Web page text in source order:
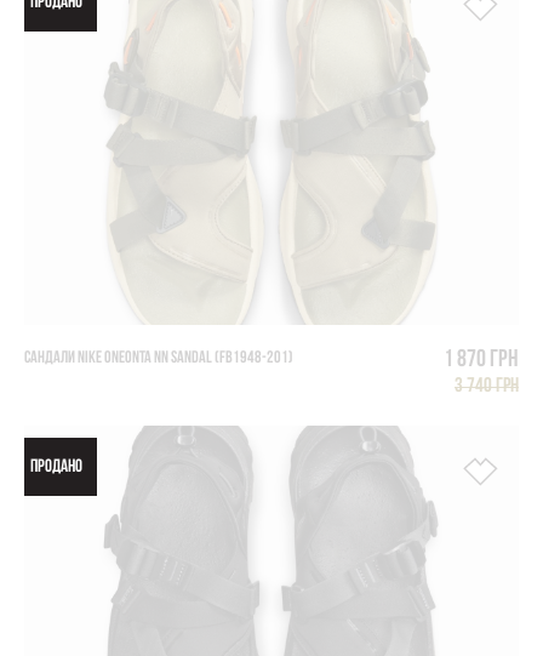
САНДАЛИ NIKE ONEONTA NN SANDAL (FB1948-201) 1 870 грн
3 740 грн
ПРОДАНО